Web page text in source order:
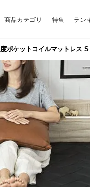
商品カテゴリ 特集 ラン
ポケットコイルマットレス S